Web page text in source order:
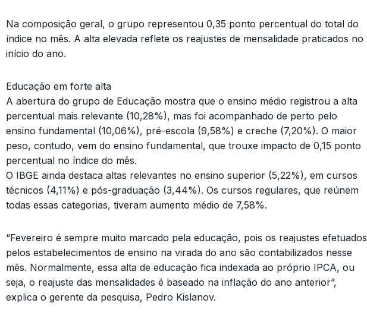
Na composição geral, o grupo representou 0,35 ponto percentual do total do
índice no mês. A alta elevada reflete os reajustes de mensalidade praticados no
início do ano.
Educação em forte alta
A abertura do grupo de Educação mostra que o ensino médio registrou a alta
percentual mais relevante (10,28%), mas foi acompanhado de perto pelo
ensino fundamental (10,06%), pré-escola (9,58%) e creche (7,20%). O maior
peso, contudo, vem do ensino fundamental, que trouxe impacto de 0,15 ponto
percentual no índice do mês.
O IBGE ainda destaca altas relevantes no ensino superior (5,22%), em cursos
técnicos (4,11%) e pós-graduação (3,44%). Os cursos regulares, que reúnem
todas essas categorias, tiveram aumento médio de 7,58%.
“Fevereiro é sempre muito marcado pela educação, pois os reajustes efetuados
pelos estabelecimentos de ensino na virada do ano são contabilizados nesse
mês. Normalmente, essa alta de educação fica indexada ao próprio IPCA, ou
seja, o reajuste das mensalidades é baseado na inflação do ano anterior”,
explica o gerente da pesquisa, Pedro Kislanov.